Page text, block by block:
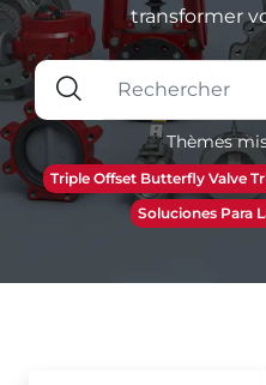
transformer
Thèmes
Triple Offset Butterfly Valve
Soluciones Para